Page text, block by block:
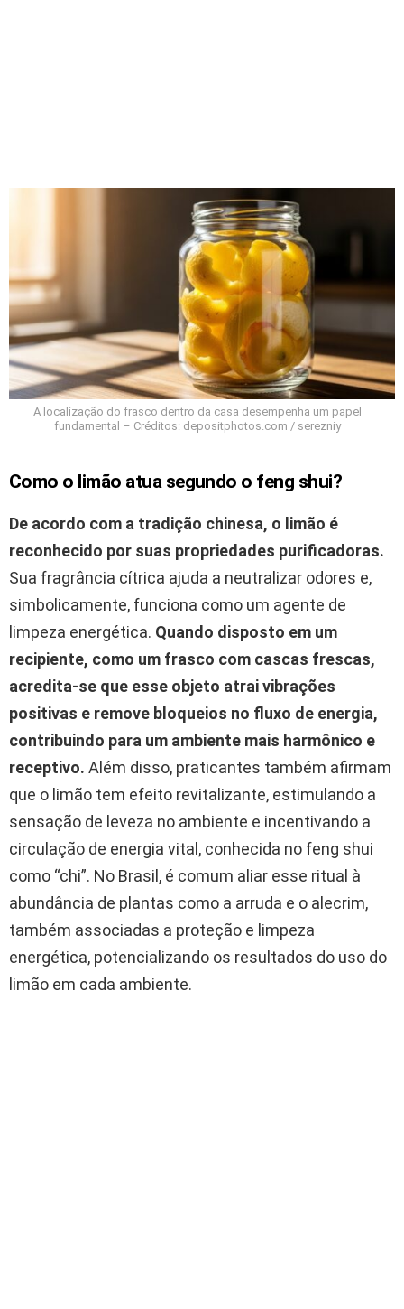
A localização do frasco dentro da casa desempenha um papel
fundamental – Créditos: depositphotos.com / serezniy
Como o limão atua segundo o feng shui?
De acordo com a tradição chinesa, o limão é
reconhecido por suas propriedades purificadoras.
Sua fragrância cítrica ajuda a neutralizar odores e,
simbolicamente, funciona como um agente de
limpeza energética. Quando disposto em um
recipiente, como um frasco com cascas frescas,
acredita-se que esse objeto atrai vibrações
positivas e remove bloqueios no fluxo de energia,
contribuindo para um ambiente mais harmônico e
receptivo. Além disso, praticantes também afirmam
que o limão tem efeito revitalizante, estimulando a
sensação de leveza no ambiente e incentivando a
circulação de energia vital, conhecida no feng shui
como “chi”. No Brasil, é comum aliar esse ritual à
abundância de plantas como a arruda e o alecrim,
também associadas a proteção e limpeza
energética, potencializando os resultados do uso do
limão em cada ambiente.